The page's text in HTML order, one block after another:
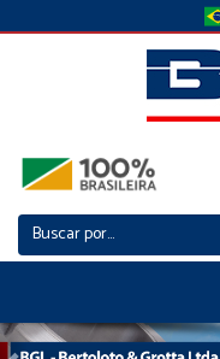
Previous